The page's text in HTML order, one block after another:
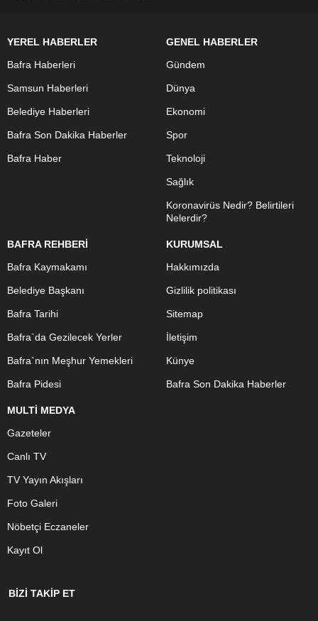
YEREL HABERLER
Bafra Haberleri
Samsun Haberleri
Belediye Haberleri
Bafra Son Dakika Haberler
Bafra Haber
GENEL HABERLER
Gündem
Dünya
Ekonomi
Spor
Teknoloji
Sağlık
Koronavirüs Nedir? Belirtileri
Nelerdir?
BAFRA REHBERİ
Bafra Kaymakamı
Belediye Başkanı
Bafra Tarihi
Bafra`da Gezilecek Yerler
Bafra`nın Meşhur Yemekleri
Bafra Pidesi
KURUMSAL
Hakkımızda
Gizlilik politikası
Sitemap
İletişim
Künye
Bafra Son Dakika Haberler
MULTİ MEDYA
Gazeteler
Canlı TV
TV Yayın Akışları
Foto Galeri
Nöbetçi Eczaneler
Kayıt Ol
BİZİ TAKİP ET